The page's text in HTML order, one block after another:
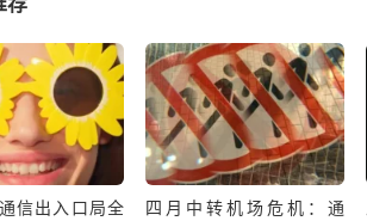
信出入口局全
四月中转机场危机：通